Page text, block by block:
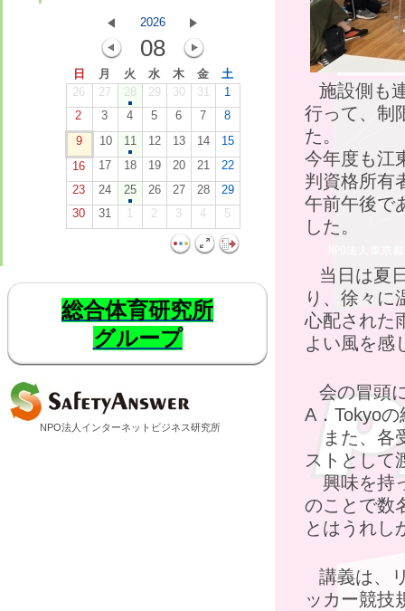
2026
08
日 月 火 水 木 金
土
26
27 28 29 30 31
1
2
3 4 5 6 7
8
9
10 11 12 13 14
15
16
17 18 19 20 21
22
23
24 25 26 27 28
29
30
31 1 2 3 4 5
総合体育研究所
グループ
NPO法人インターネットビジネス研究所
施設側も
行って、制
た。
今年度も江
判資格所有
午前午後で
した。
当日は夏
り、徐々に
心配された
よい風を感
会の冒頭
A．Tokyo
また、各
ストとして
興味を持
のことで数
とはうれし
講義は、
ッカー競技